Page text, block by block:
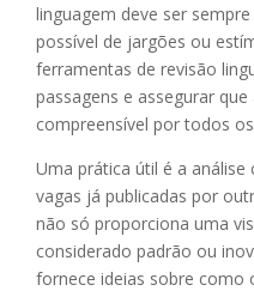
linguagem deve ser
possível de jargões ou
ferramentas de revisão
passagens e assegurar
compreensível por todos
Uma prática útil é a
vagas já publicadas por
não só proporciona uma
considerado padrão ou
fornece ideias sobre como